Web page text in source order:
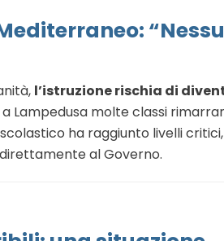
l’istruzione rischia di
a Lampedusa molte classi
ha raggiunto livelli
al Governo.